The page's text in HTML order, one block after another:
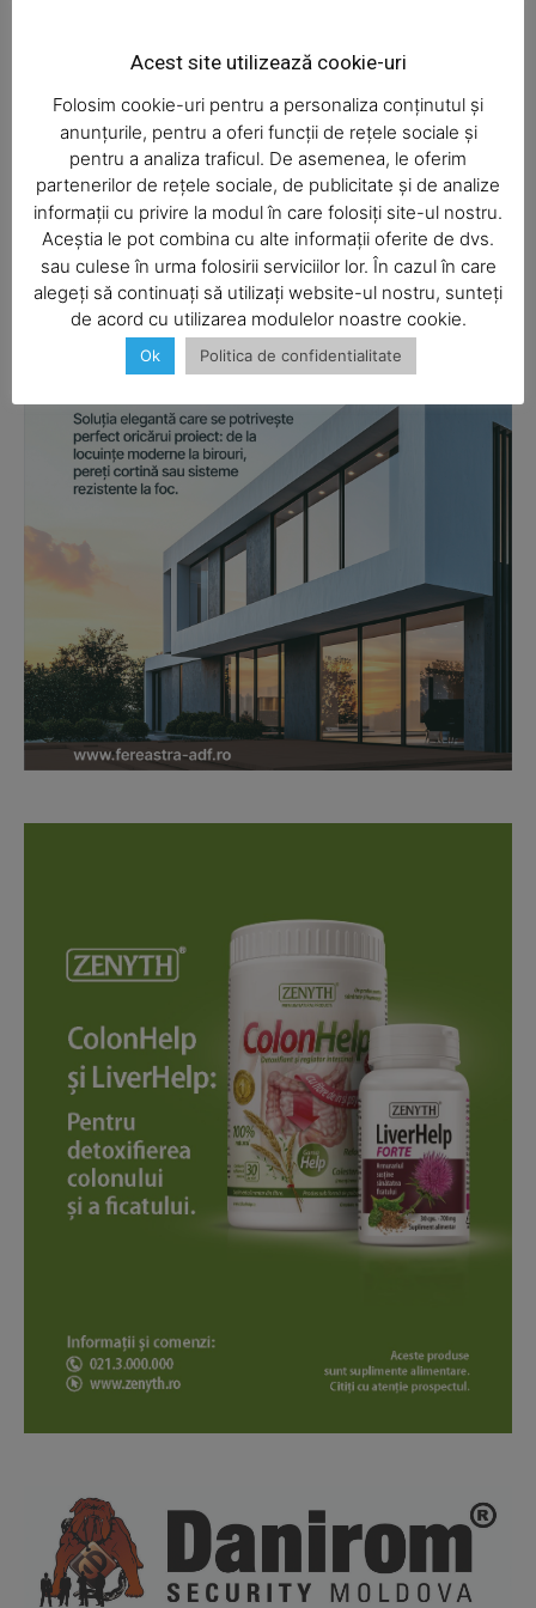
SUBSCRIBE NOW
Company
About
Contact us
Subscription Plans
My account
acest browser pentru data viitoare i comentariu.
Acest site utilizează cookie-uri
Folosim cookie-uri pentru a personaliza conținutul și
anunțurile, pentru a oferi funcții de rețele sociale și
pentru a analiza traficul. De asemenea, le oferim
partenerilor de rețele sociale, de publicitate și de analize
informații cu privire la modul în care folosiți site-ul nostru.
Aceștia le pot combina cu alte informații oferite de dvs.
sau culese în urma folosirii serviciilor lor. În cazul în care
alegeți să continuați să utilizați website-ul nostru, sunteți
de acord cu utilizarea modulelor noastre cookie.
Ok Politica de confidentialitate